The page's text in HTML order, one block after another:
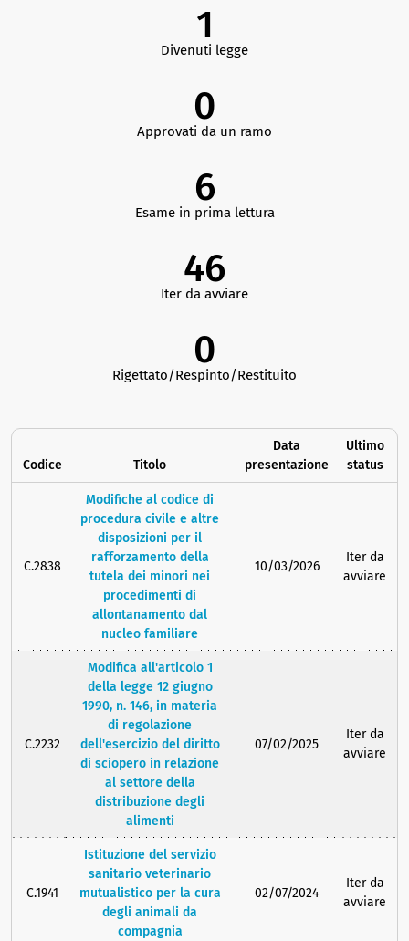
1
Divenuti legge
0
Approvati da un ramo
6
Esame in prima lettura
46
Iter da avviare
0
Rigettato/Respinto/Restituito
Codice Titolo
Data
presentazione
Ultimo
status
C.2838
Modifiche al codice di
procedura civile e altre
disposizioni per il
rafforzamento della
tutela dei minori nei
procedimenti di
allontanamento dal
nucleo familiare
10/03/2026
Iter da
avviare
C.2232
Modifica all'articolo 1
della legge 12 giugno
1990, n. 146, in materia
di regolazione
dell'esercizio del diritto
di sciopero in relazione
al settore della
distribuzione degli
alimenti
07/02/2025
Iter da
avviare
C.1941
Istituzione del servizio
sanitario veterinario
mutualistico per la cura
degli animali da
compagnia
02/07/2024
Iter da
avviare